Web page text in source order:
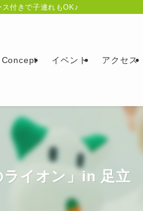
付きで子連れもOK♪
Concept イベント アクセス
ライオン」in 足